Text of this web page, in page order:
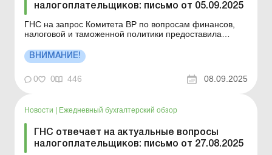
налогоплательщиков: письмо от 05.09.2025
ГНС на запрос Комитета ВР по вопросам финансов,
налоговой и таможенной политики предоставила
налогового законодательства Украины. Больше по
теме: ГНС отвечает на актуальные вопросы
налогоплательщиков: письмо от 27.08.2025 ГНС
отвечает на актуальны...
ВНИМАНИЕ!
0 0 446 08.09.2025
Новости Ежедневный бухгалтерский обзор
ГНС отвечает на актуальные вопросы
налогоплательщиков: письмо от 27.08.2025